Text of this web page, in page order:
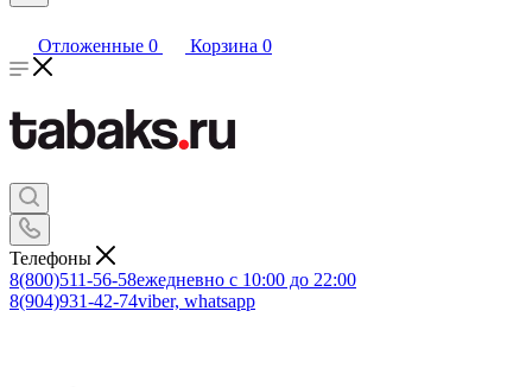
Отложенные 0 Корзина 0
Телефоны
8(800)511-56-58ежедневно с 10:00 до 22:00
8(904)931-42-74viber, whatsapp